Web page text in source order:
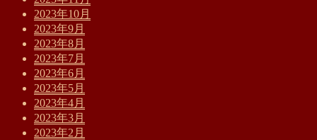
2023年10月
2023年9月
2023年8月
2023年7月
2023年6月
2023年5月
2023年4月
2023年3月
2023年2月